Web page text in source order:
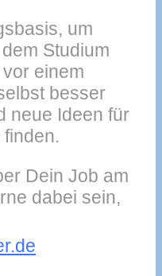
um
Studium
einem
besser
neue Ideen für
Dein Job am
dabei sein,